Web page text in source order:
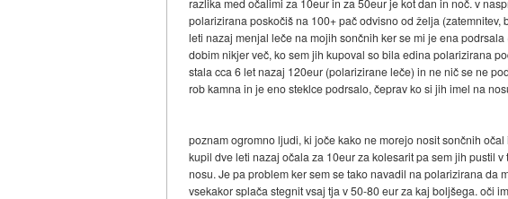
razlika med očalimi za 10eur in za 50eur je kot dan in noč. v
polarizirana poskočiš na 100+ pač odvisno od želja
leti nazaj menjal leče na mojih sončnih ker se mi je ena
dobim nikjer več, ko sem jih kupoval so bila edina polarizirana
stala cca 6 let nazaj 120eur (polarizirane leče) in ne nič se ne
rob kamna in je eno steklce podrsalo, čeprav ko si jih imel na
poznam ogromno ljudi, ki joče kako ne morejo nosit sončnih
kupil dve leti nazaj očala za 10eur za kolesarit pa sem jih pustil
nosu. Je pa problem ker sem se tako navadil na polarizirana da
vsekakor splača stegnit vsaj tja v 50-80 eur za kaj boljšega. oči